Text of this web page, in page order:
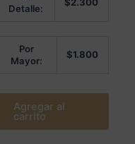
de 5Detalle:
Por
Mayor:
$1.800
Agregar al
carrito